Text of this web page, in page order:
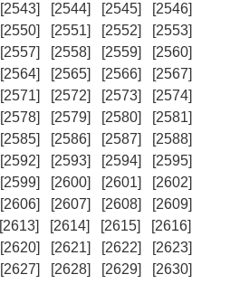
[2543] [2544] [2545]
[2546]
[2550] [2551] [2552]
[2553]
[2557] [2558] [2559]
[2560]
[2564] [2565] [2566]
[2567]
[2571] [2572] [2573]
[2574]
[2578] [2579] [2580]
[2581]
[2585] [2586] [2587]
[2588]
[2592] [2593] [2594]
[2595]
[2599] [2600] [2601]
[2602]
[2606] [2607] [2608]
[2609]
[2613] [2614] [2615]
[2616]
[2620] [2621] [2622]
[2623]
[2627] [2628] [2629]
[2630]